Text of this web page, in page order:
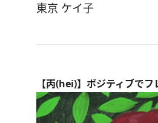
東京 ケイ子
【丙(hei)】ポジティブで